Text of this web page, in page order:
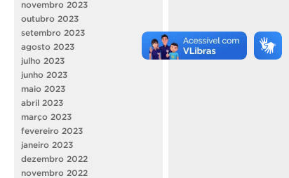
novembro 2023
outubro 2023
setembro 2023
agosto 2023
julho 2023
junho 2023
maio 2023
abril 2023
março 2023
fevereiro 2023
janeiro 2023
dezembro 2022
novembro 2022